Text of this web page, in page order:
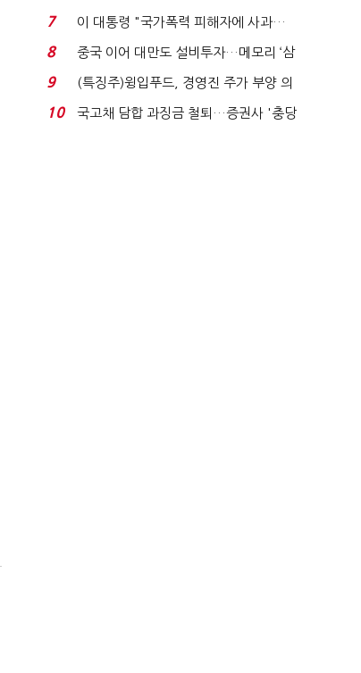
빈 매대 채우며 문 연 ...
7
이 대통령 "국가폭력 피해자에 사과…
적극적 조사로 진...
8
중국 이어 대만도 설비투자…메모리 ‘삼
국전쟁’
9
(특징주)윙입푸드, 경영진 주가 부양 의
지에 상한가...
10
국고채 담합 과징금 철퇴…증권사 '충당